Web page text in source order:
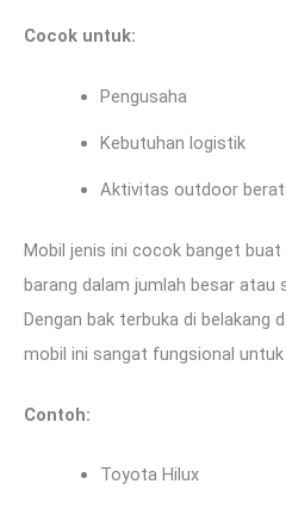
Cocok untuk:
Pengusaha
Kebutuhan logistik
Aktivitas outdoor berat
Mobil jenis ini cocok banget
barang dalam jumlah besar atau
Dengan bak terbuka di belakang
mobil ini sangat fungsional
Contoh:
Toyota Hilux